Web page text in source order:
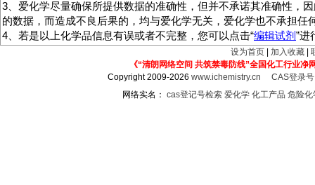
3、爱化学尽量确保所提供数据的准确性，但并不承诺其准确性，
的数据，而造成不良后果的，均与爱化学无关，爱化学也不承担任
4、若是以上化学品信息有误或者不完整，您可以点击“编辑试剂”进
设为首页 加入收藏
《“清朗网络空间 共筑禁毒防线”全国化工行业净
Copyright 2009-2026www.ichemistry.cn
CAS登录
网络实名： cas登记号检索 爱化学 化工产品 危险化